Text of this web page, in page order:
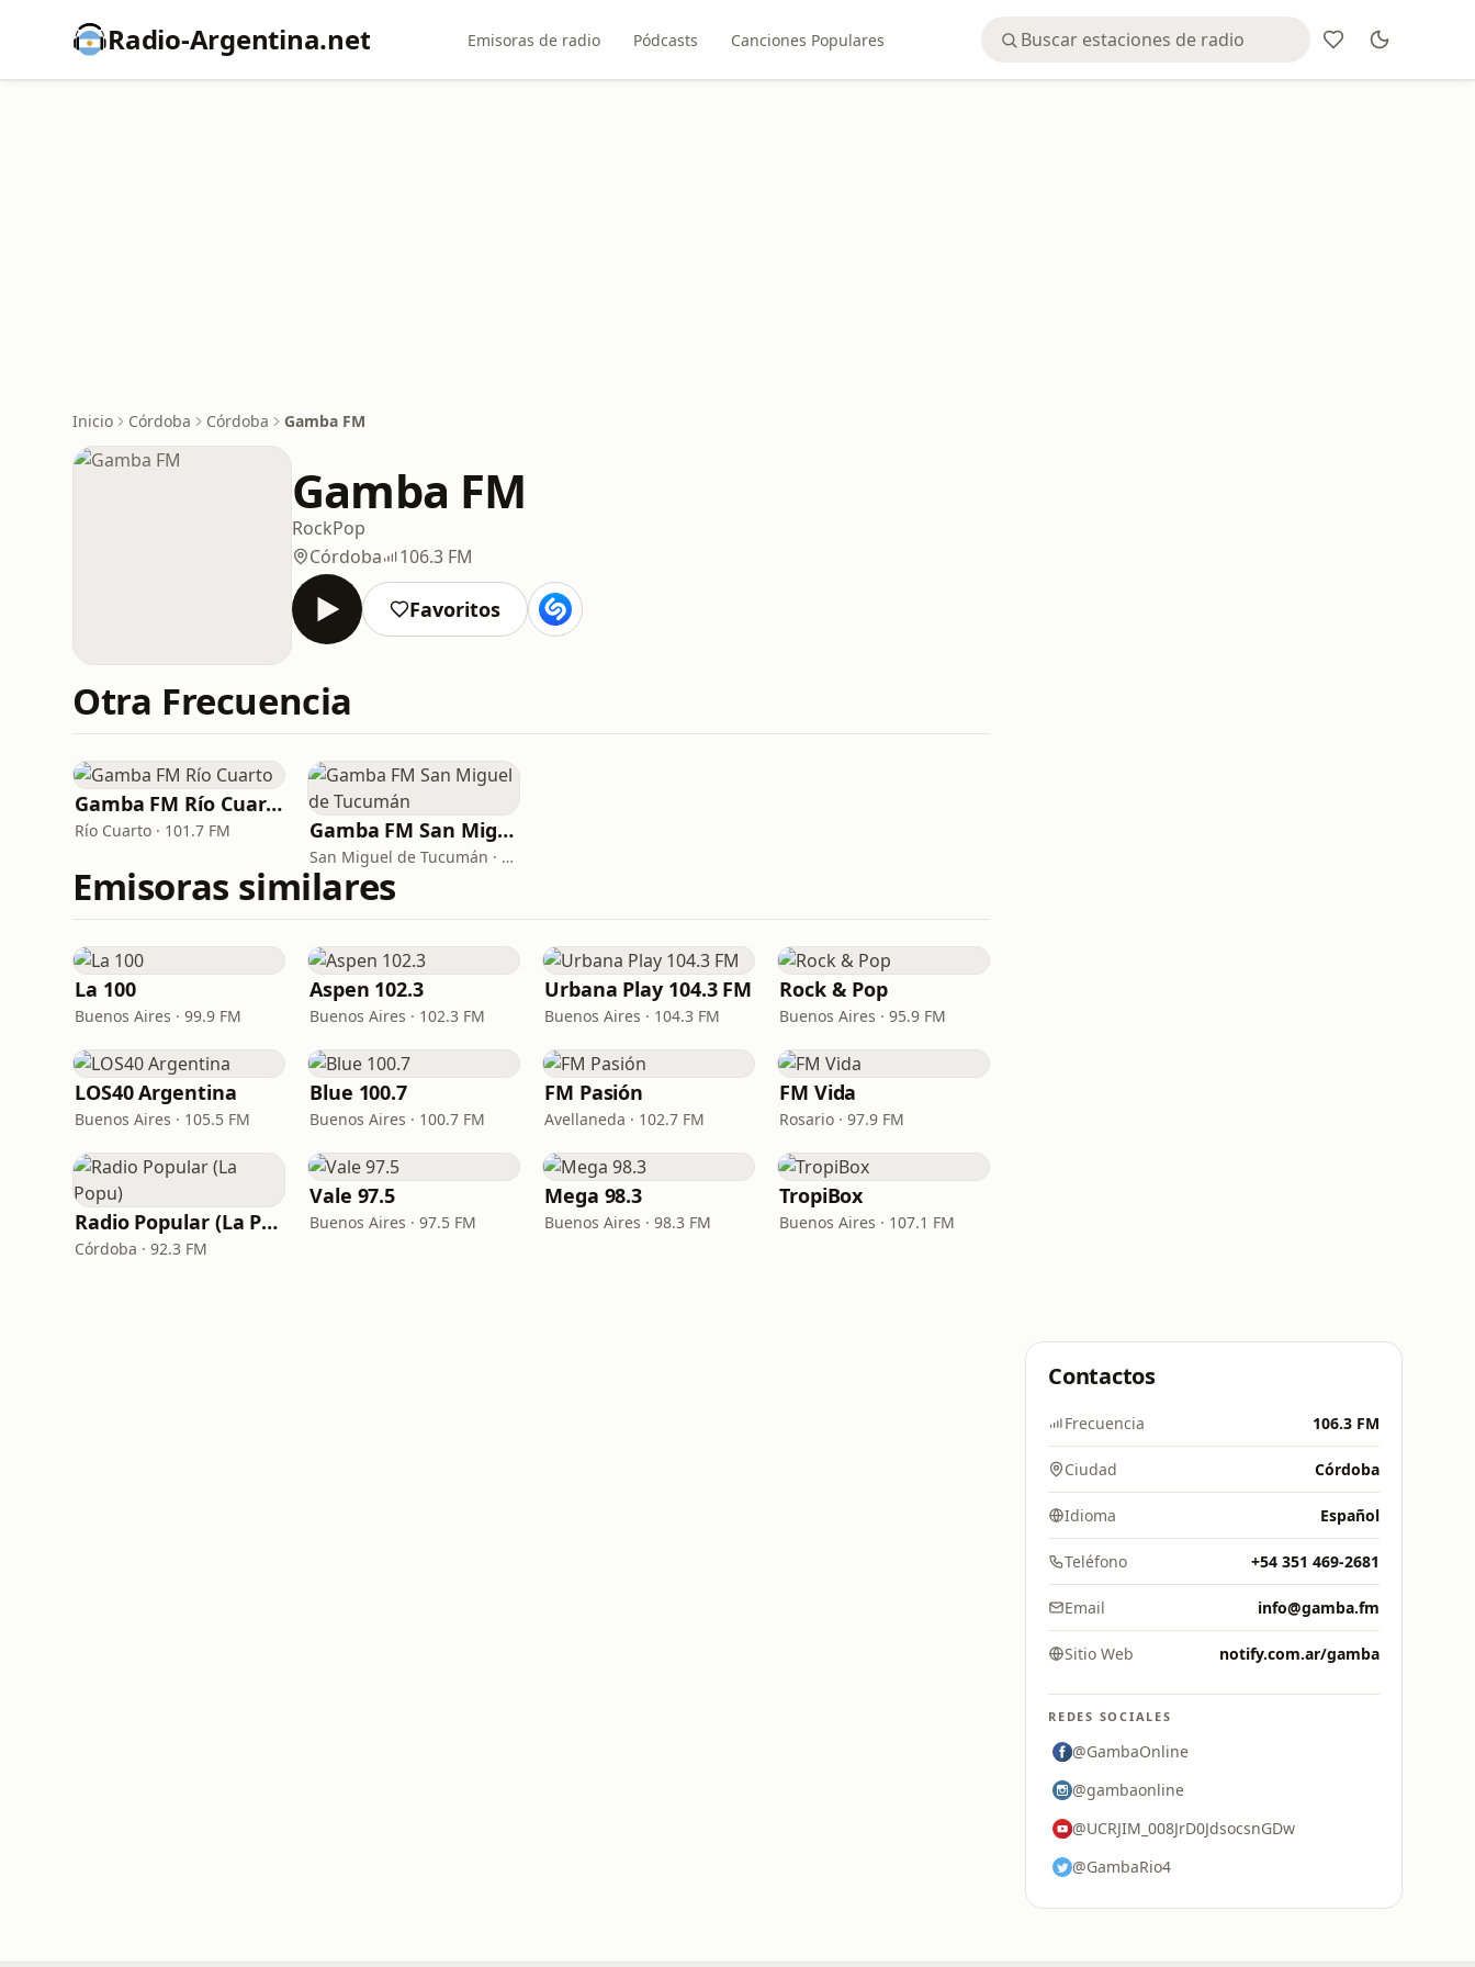
Radio-Argentina.net Emisoras de radio Pódcasts Canciones Populares
Inicio Córdoba Córdoba Gamba FM
Gamba FM
RockPop
Córdoba
106.3 FM
Favoritos
Otra Frecuencia
Gamba FM Río Cuarto
Río Cuarto · 101.7 FM Gamba FM San Miguel de Tucumán
San Miguel de Tucumán · 94.3 FM
Emisoras similares
La 100
Buenos Aires · 99.9 FM
Aspen 102.3
Buenos Aires · 102.3 FM
Urbana Play 104.3 FM
Buenos Aires · 104.3 FM
Rock & Pop
Buenos Aires · 95.9 FM
LOS40 Argentina
Buenos Aires · 105.5 FM
Blue 100.7
Buenos Aires · 100.7 FM
FM Pasión
Avellaneda · 102.7 FM
FM Vida
Rosario · 97.9 FM
Radio Popular (La Popu)
Córdoba · 92.3 FM
Vale 97.5
Buenos Aires · 97.5 FM
Mega 98.3
Buenos Aires · 98.3 FM
TropiBox
Buenos Aires · 107.1 FM
Contactos
Frecuencia 106.3 FM
Ciudad Córdoba
Idioma Español
Teléfono +54 351 469-2681
Email info@gamba.fm
Sitio Web notify.com.ar/gamba
REDES SOCIALES
@GambaOnline
@gambaonline
@UCRJIM_008JrD0JdsocsnGDw
@GambaRio4